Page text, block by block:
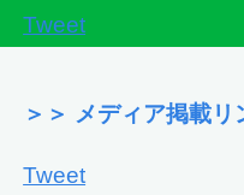
Tweet
＞＞ メディア掲載リ
Tweet